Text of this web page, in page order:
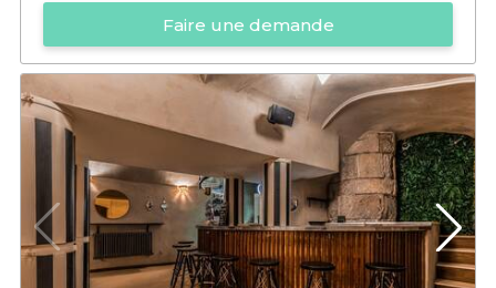
Faire une demande